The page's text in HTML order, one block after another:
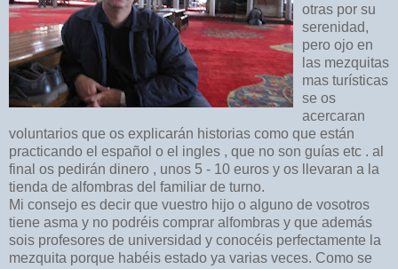
otras por su
serenidad,
pero ojo en
las mezquitas
mas turísticas
se os
acercaran
voluntarios que os explicarán historias como que están
practicando el español o el ingles , que no son guías etc . al
final os pedirán dinero , unos 5 - 10 euros y os llevaran a la
tienda de alfombras del familiar de turno.
Mi consejo es decir que vuestro hijo o alguno de vosotros
tiene asma y no podréis comprar alfombras y que además
sois profesores de universidad y conocéis perfectamente la
mezquita porque habéis estado ya varias veces. Como se